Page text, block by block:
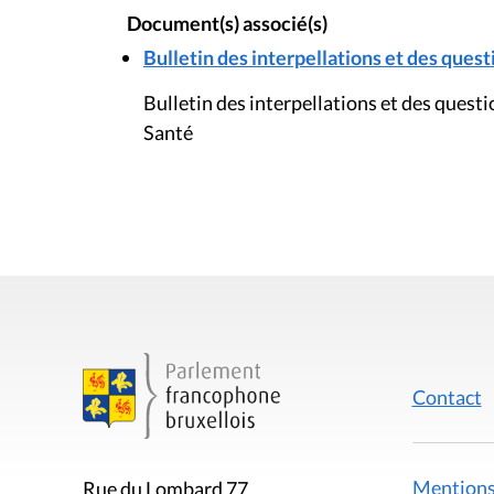
Document(s) associé(s)
Bulletin des interpellations et des
Bulletin des interpellations et des
Santé
Rue du Lombard 77
Contact